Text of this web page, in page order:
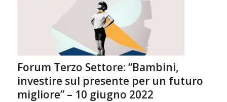
Forum Terzo Settore: “Bambini,
investire sul presente per un futuro
migliore” – 10 giugno 2022